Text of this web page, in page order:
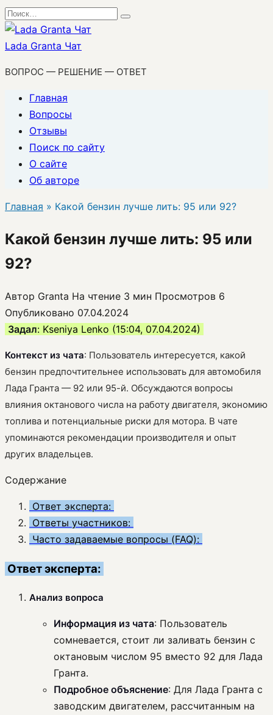
Перейти
к
содержанию
Search
for:
Lada Granta Чат
ВОПРОС — РЕШЕНИЕ — ОТВЕТ
Главная
Вопросы
Отзывы
Поиск по сайту
О сайте
Об авторе
Главная » Какой бензин лучше лить: 95 или 92?
Какой бензин лучше лить: 95 или
92?
Автор Granta На чтение 3 мин Просмотров 6
Опубликовано 07.04.2024
Задал: Kseniya Lenko (15:04, 07.04.2024)
Контекст из чата: Пользователь интересуется, какой
бензин предпочтительнее использовать для автомобиля
Лада Гранта — 92 или 95-й. Обсуждаются вопросы
влияния октанового числа на работу двигателя, экономию
топлива и потенциальные риски для мотора. В чате
упоминаются рекомендации производителя и опыт
других владельцев.
Содержание
Ответ эксперта:
Ответы участников:
Часто задаваемые вопросы (FAQ):
Ответ эксперта:
Анализ вопроса
Информация из чата: Пользователь
сомневается, стоит ли заливать бензин с
октановым числом 95 вместо 92 для Лада
Гранта.
Подробное объяснение: Для Лада Гранта с
заводским двигателем, рассчитанным на